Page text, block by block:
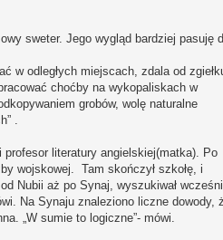
sweter. Jego wygląd bardziej pasuję
w odległych miejscach, zdala od
choćby na wykopaliskach w
grobów, wolę naturalne
.
literatury angielskiej(matka). Po
wojskowej. Tam skończył szkołę, i
Nubii aż po Synaj, wyszukiwał
Na Synaju znaleziono liczne dowody,
„W sumie to logiczne”- mówi.